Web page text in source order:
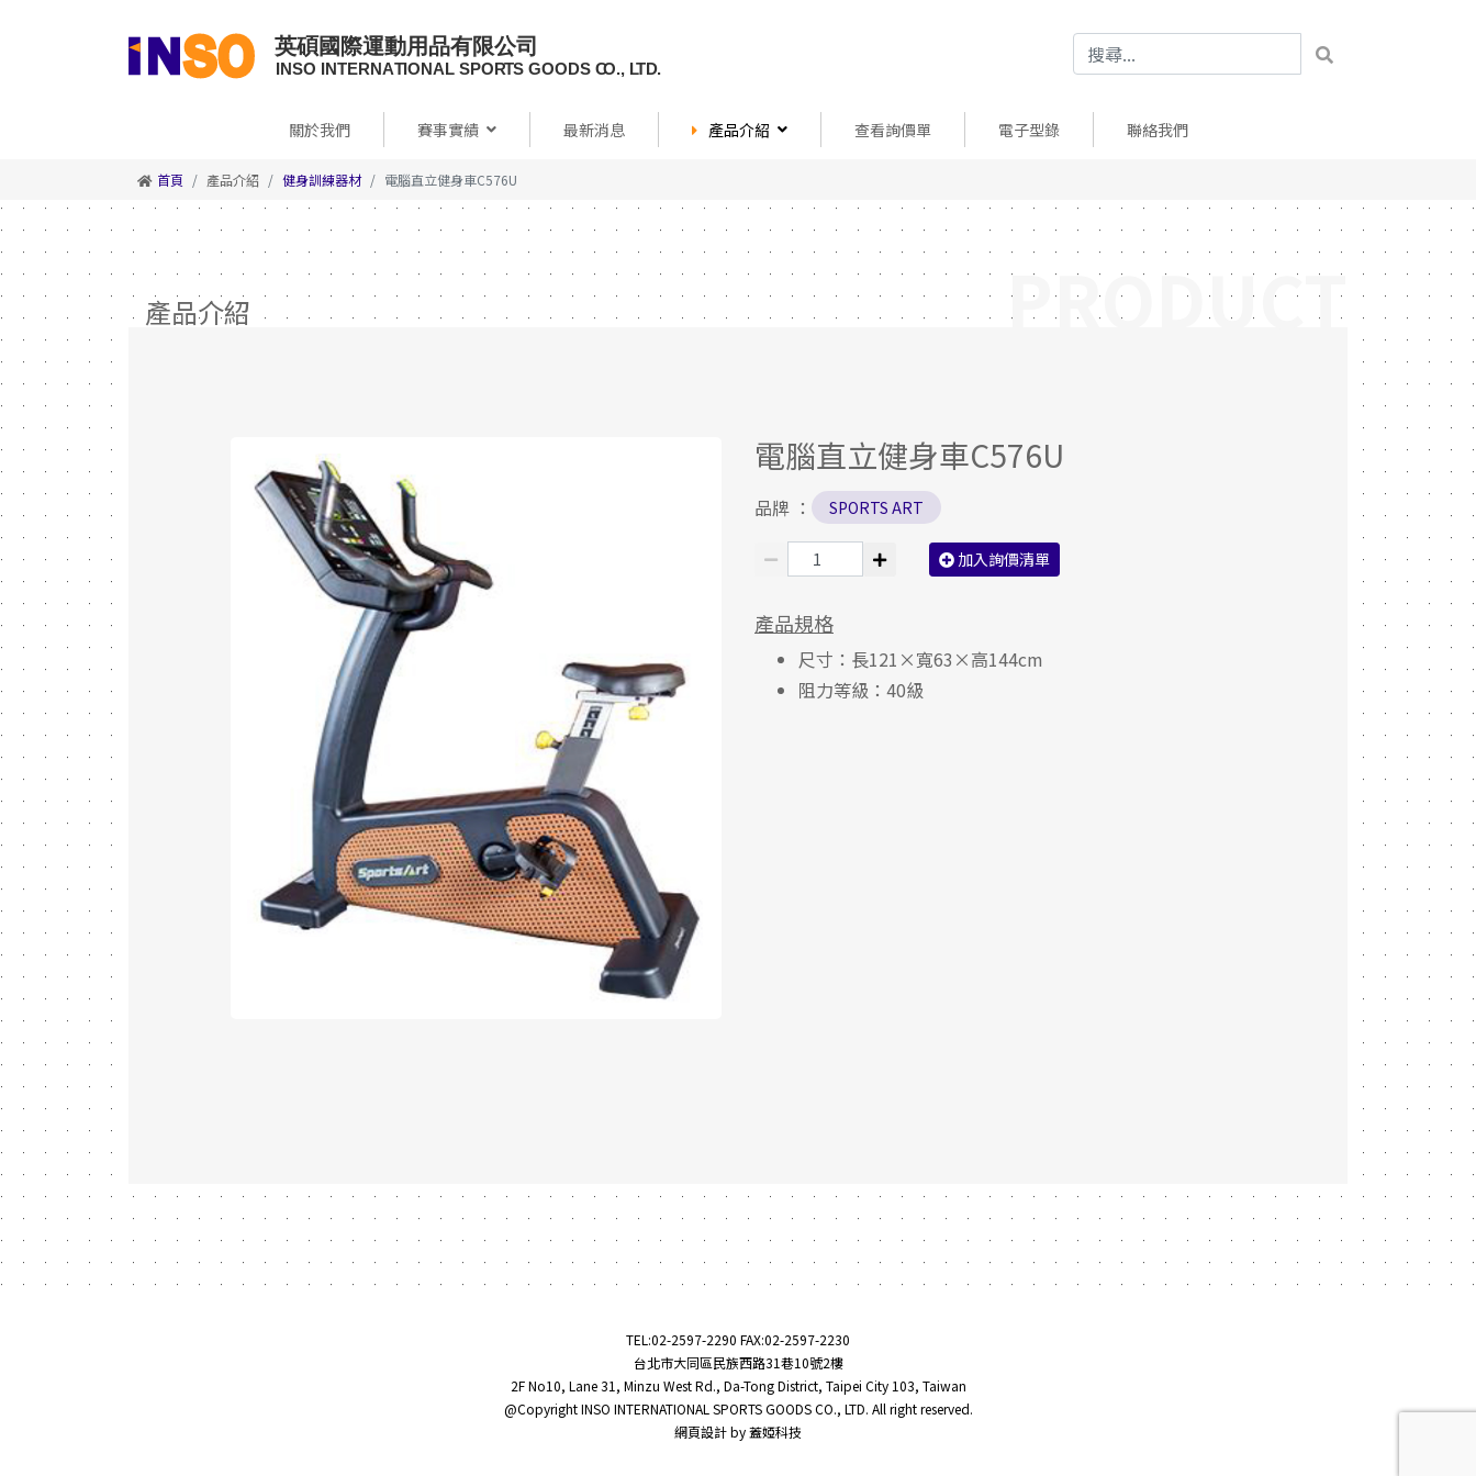
關於我們 賽事實績 最新消息 產品介紹 查看詢價單 電子型錄 聯絡我們
首頁 產品介紹 健身訓練器材 電腦直立健身車C576U
產品介紹
電腦直立健身車C576U
品牌 ： SPORTS ART
加入詢價清單
產品規格
尺寸：長121×寬63×高144cm
阻力等級：40級
PRODUCT
TEL:02-2597-2290 FAX:02-2597-2230
台北市大同區民族西路31巷10號2樓
2F No10, Lane 31, Minzu West Rd., Da-Tong District, Taipei City 103, Taiwan
@Copyright INSO INTERNATIONAL SPORTS GOODS CO., LTD. All right reserved.
網頁設計by蓋婭科技